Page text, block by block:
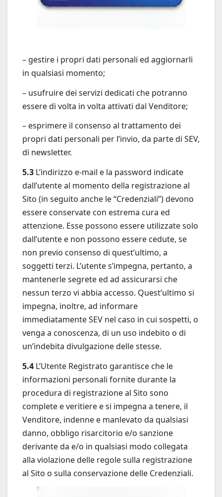
– gestire i propri dati personali ed aggiornarli
in qualsiasi momento;
– usufruire dei servizi dedicati che potranno
essere di volta in volta attivati dal Venditore;
– esprimere il consenso al trattamento dei
propri dati personali per l’invio, da parte di SEV,
di newsletter.
5.3 L’indirizzo e-mail e la password indicate
dall’utente al momento della registrazione al
Sito (in seguito anche le “Credenziali”) devono
essere conservate con estrema cura ed
attenzione. Esse possono essere utilizzate solo
dall’utente e non possono essere cedute, se
non previo consenso di quest’ultimo, a
soggetti terzi. L’utente s’impegna, pertanto, a
mantenerle segrete ed ad assicurarsi che
nessun terzo vi abbia accesso. Quest’ultimo si
impegna, inoltre, ad informare
immediatamente SEV nel caso in cui sospetti, o
venga a conoscenza, di un uso indebito o di
un’indebita divulgazione delle stesse.
5.4 L’Utente Registrato garantisce che le
informazioni personali fornite durante la
procedura di registrazione al Sito sono
complete e veritiere e si impegna a tenere, il
Venditore, indenne e manlevato da qualsiasi
danno, obbligo risarcitorio e/o sanzione
derivante da e/o in qualsiasi modo collegata
alla violazione delle regole sulla registrazione
al Sito o sulla conservazione delle Credenziali.